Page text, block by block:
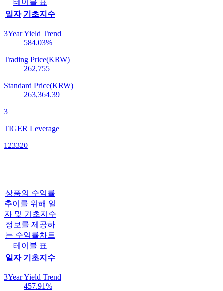
테이블 표
일자 기초지수
3Year Yield Trend
584.03%
Trading Price(KRW)
262,755
Standard Price(KRW)
263,364.39
3
TIGER Leverage
123320
상품의 수익률
추이를 위해 일
자 및 기초지수
정보를 제공하
는 수익률차트
테이블 표
일자 기초지수
3Year Yield Trend
457.91%